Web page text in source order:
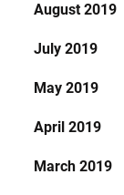
August 2019
July 2019
May 2019
April 2019
March 2019